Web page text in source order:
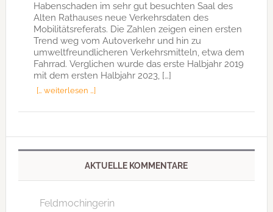
Habenschaden im sehr gut besuchten Saal des
Alten Rathauses neue Verkehrsdaten des
Mobilitätsreferats. Die Zahlen zeigen einen ersten
Trend weg vom Autoverkehr und hin zu
umweltfreundlicheren Verkehrsmitteln, etwa dem
Fahrrad. Verglichen wurde das erste Halbjahr 2019
mit dem ersten Halbjahr 2023, […]
[… weiterlesen …]
AKTUELLE KOMMENTARE
Feldmochingerin